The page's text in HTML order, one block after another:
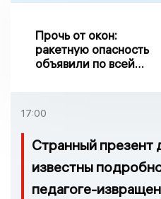
Прочь от окон:
ракетную опасность
объявили по всей
17:00
Странный презент
известны
педагоге-